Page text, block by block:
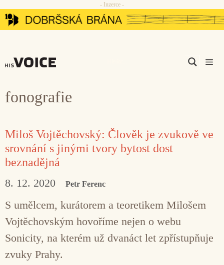
Přeskočit
na
- Inzerce -
fonografie
Miloš Vojtěchovský: Člověk je zvukově ve
srovnání s jinými tvory bytost dost
beznadějná
8. 12. 2020 Petr Ferenc
S umělcem, kurátorem a teoretikem Milošem
Vojtěchovským hovoříme nejen o webu
Sonicity, na kterém už dvanáct let zpřístupňuje
zvuky Prahy.